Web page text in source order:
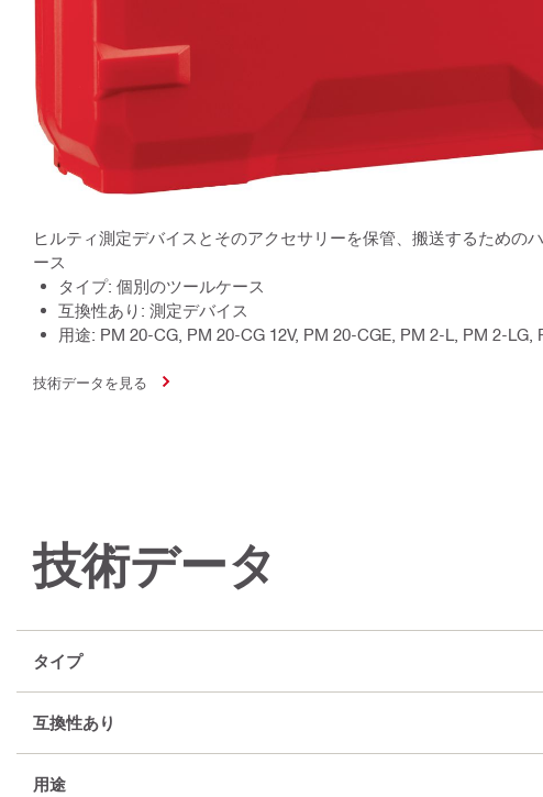
ヒルティ測定デバイスとそのアクセサリーを保管、搬送するための
ース
タイプ: 個別のツールケース
互換性あり: 測定デバイス
用途: PM 20-CG, PM 20-CG 12V, PM 20-CGE, PM 2-L, PM 2-LG,
技術データを見る
技術データ
タイプ
互換性あり
用途